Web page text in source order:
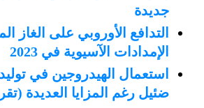
جديدة
التدافع الأوروبي على الغاز
الإمدادات الآسيوية في 2023
استعمال الهيدروجين في
ضئيل رغم المزايا العديدة